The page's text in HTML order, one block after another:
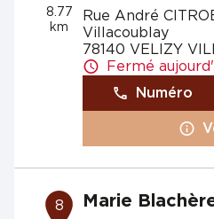
8.77
km
Rue André
Villacoublay
78140 VELIZY
Fermé
Numéro
8 Marie